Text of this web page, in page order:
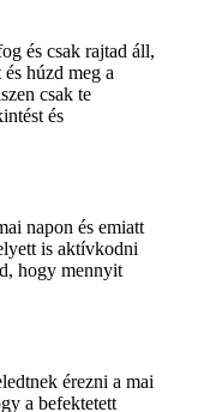
és csak rajtad áll,
húzd meg a
csak te
és
napon és emiatt
is aktívkodni
hogy mennyit
érezni a mai
a befektetett